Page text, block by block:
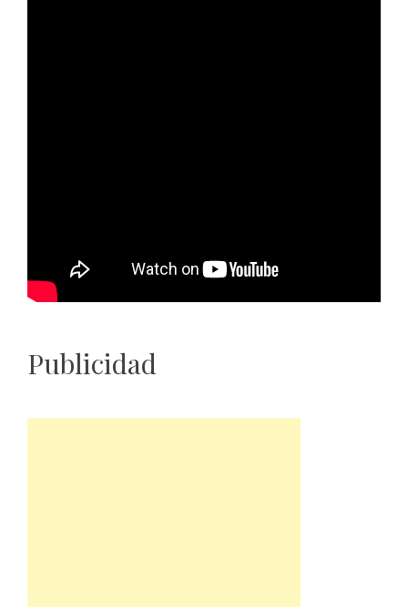
Publicidad